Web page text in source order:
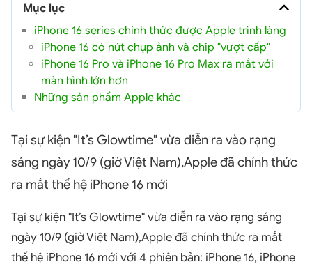
Mục lục
iPhone 16 series chính thức được Apple trình làng
iPhone 16 có nút chụp ảnh và chip "vượt cấp"
iPhone 16 Pro và iPhone 16 Pro Max ra mắt với
màn hình lớn hơn
Những sản phẩm Apple khác
Tại sự kiện "It’s Glowtime" vừa diễn ra vào rạng
sáng ngày 10/9 (giờ Việt Nam),Apple đã chính thức
ra mắt thế hệ iPhone 16 mới
Tại sự kiện "It’s Glowtime" vừa diễn ra vào rạng sáng
ngày 10/9 (giờ Việt Nam),Apple đã chính thức ra mắt
thế hệ iPhone 16 mới với 4 phiên bản: iPhone 16, iPhone